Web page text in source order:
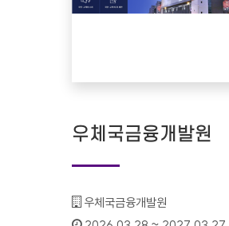
우체국금융개발원
기관명 :
우체국금융개발원